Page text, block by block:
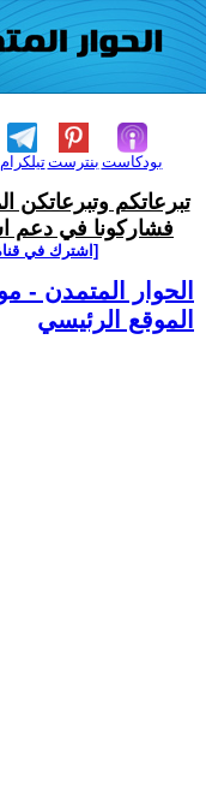
تيلكرامبنترست بودكاست
تبرعاتكم وتبرعاتكن
فشاركونا في دعم
[اشترك في
الحوار المتمدن -
الموقع الرئيسي